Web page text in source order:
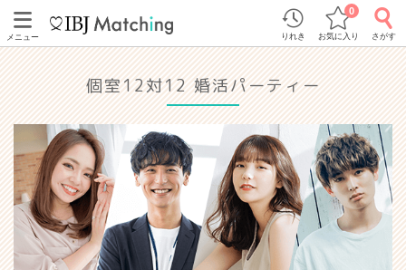
メニュー りれき お気に入り
0
さがす
個室12対12 婚活パーティー